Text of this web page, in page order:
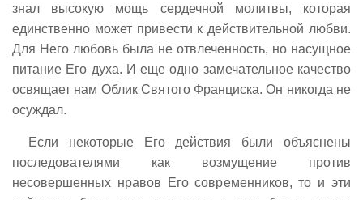
знал высокую мощь сердечной молитвы, которая
единственно может привести к действительной любви.
Для Него любовь была не отвлеченность, но насущное
питание Его духа. И еще одно замечательное качество
освящает нам Облик Святого Франциска. Он никогда не
осуждал.
Если некоторые Его действия были объяснены
последователями как возмущение против
несовершенных нравов Его современников, то и эти